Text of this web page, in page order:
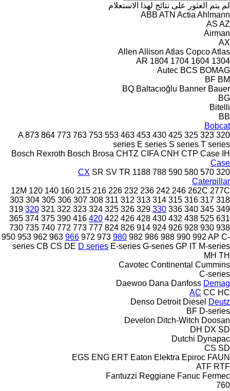
لم يتم العثور على نتائج لهذا الاستعلام
ABB ATN Actia Ahlmann
AS AZ
Airman
AX
Allen Allison Atlas CopcoAtlas
1304
1604
1704
1804
AR
Autec BCS BOMAG
BF BM
BQ Baltacıoğlu Banner Bauer
BG
Bitelli
BB
Bobcat
320
323
325
425
430
453
463
553
753
763
773
864
873
A
series E series S series T series
Bosch Rexroth Bosch Brosa CHTZ CIFA CNH CTP Case IH
Case
320
570
580
590
788
1188
CX SR SV TR
Caterpillar
12M 120 140 160 215 216 226 232 236 242 246 262C 277C
303 304 305 306 307 308 311 312 313 314 315 316 317 318
319 320 321 322 323 324 325 326 329 330 336 340 345 349
365 374 375 390 416 420 422 426 428 430 432 438 525 631
730 735 740 772 773 777 824 826 914 924 926 928 930 938
950 953 962 963 966 972 973 980 982 986 988 990 992 AP C-
series CB CS DE D series E-series G-series GP IT M-series
MH TH
Cavotec Continental Cummins
C-series
Daewoo Dana Danfoss Demag
AC CC HC
Denso Detroit Diesel Deutz
BF D-series
Develon Ditch-Witch Doosan
DH DX SD
Dutchi Dynapac
CS SD
EGS ENG ERT Eaton Elektra Epiroc FAUN
ATF RTF
Fantuzzi Reggiane Fanuc Fermec
760